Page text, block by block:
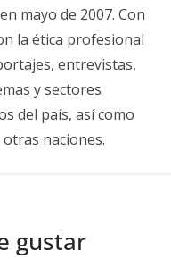
mayo de 2007. Con
la ética profesional
entrevistas,
y sectores
del país, así como
naciones.
gustar